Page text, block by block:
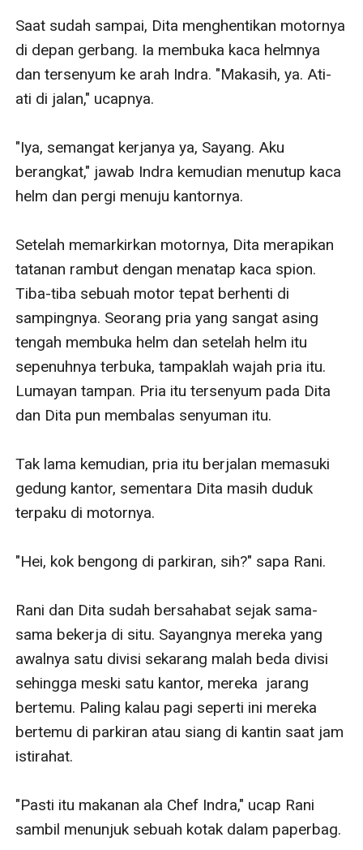
Saat sudah sampai, Dita menghentikan motornya
di depan gerbang. Ia membuka kaca helmnya
dan tersenyum ke arah Indra. "Makasih, ya. Ati-
ati di jalan," ucapnya.
"Iya, semangat kerjanya ya, Sayang. Aku
berangkat," jawab Indra kemudian menutup kaca
helm dan pergi menuju kantornya.
Setelah memarkirkan motornya, Dita merapikan
tatanan rambut dengan menatap kaca spion.
Tiba-tiba sebuah motor tepat berhenti di
sampingnya. Seorang pria yang sangat asing
tengah membuka helm dan setelah helm itu
sepenuhnya terbuka, tampaklah wajah pria itu.
Lumayan tampan. Pria itu tersenyum pada Dita
dan Dita pun membalas senyuman itu.
Tak lama kemudian, pria itu berjalan memasuki
gedung kantor, sementara Dita masih duduk
terpaku di motornya.
"Hei, kok bengong di parkiran, sih?" sapa Rani.
Rani dan Dita sudah bersahabat sejak sama-
sama bekerja di situ. Sayangnya mereka yang
awalnya satu divisi sekarang malah beda divisi
sehingga meski satu kantor, mereka  jarang
bertemu. Paling kalau pagi seperti ini mereka
bertemu di parkiran atau siang di kantin saat jam
istirahat.
"Pasti itu makanan ala Chef Indra," ucap Rani
sambil menunjuk sebuah kotak dalam paperbag.